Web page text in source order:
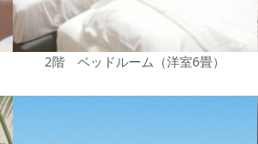
2階 ベッドルーム（洋室6畳）